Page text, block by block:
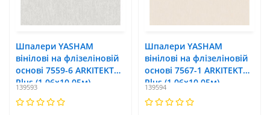
Шпалери YASHAM
вінілові на флізеліновій
основі 7559-6 ARKITEKT
Plus (1,06x10,05м)
139593
Шпалери YASHAM
вінілові на флізеліновій
основі 7567-1 ARKITEKT
Plus (1,06x10,05м)
139594